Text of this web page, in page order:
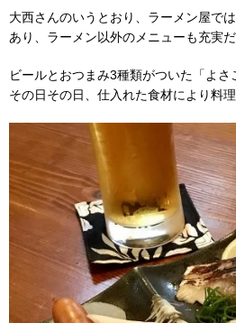
大西さんのいうとおり、ラーメン屋で
あり、ラーメン以外のメニューも充実だ
ビールとおつまみ3種類がついた「よさ
その日その日、仕入れた食材により料